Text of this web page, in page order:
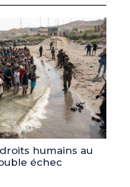
humains au
échec